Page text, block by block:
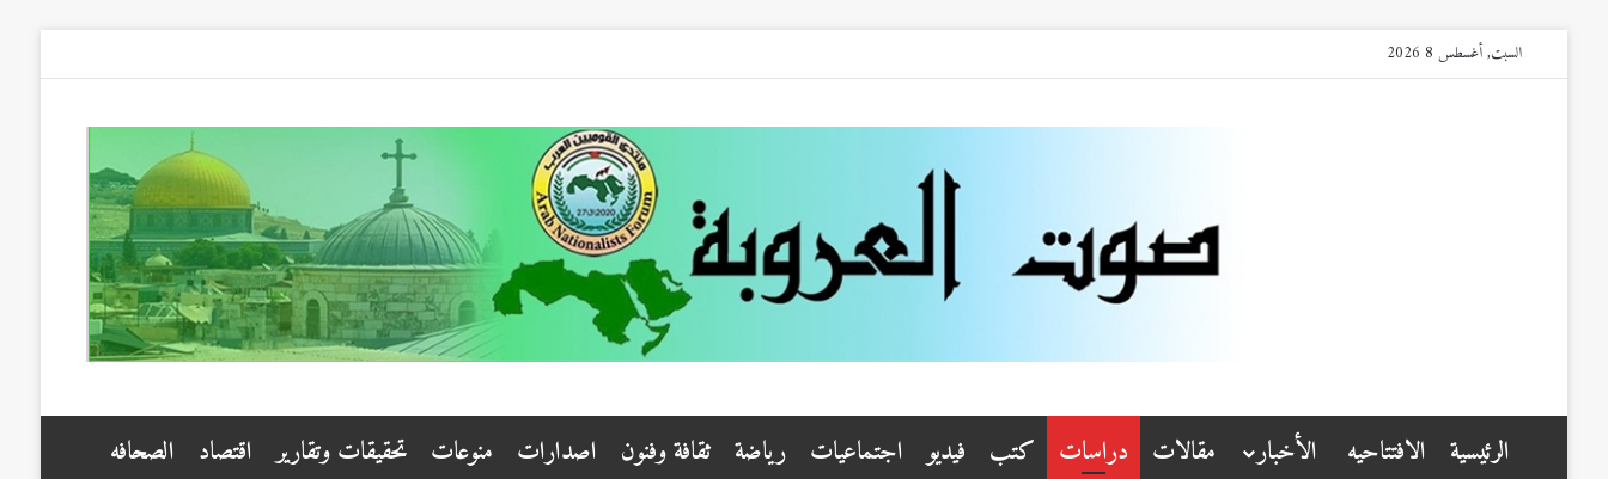
السبت, أغسطس 8 2026
الرئيسية الافتتاحيه الأخبار مقالات دراسات كتب فيديو اجتماعيات رياضة ثقافة وفنون اصدارات منوعات تحقيقات وتقارير اقتصاد الصحافه